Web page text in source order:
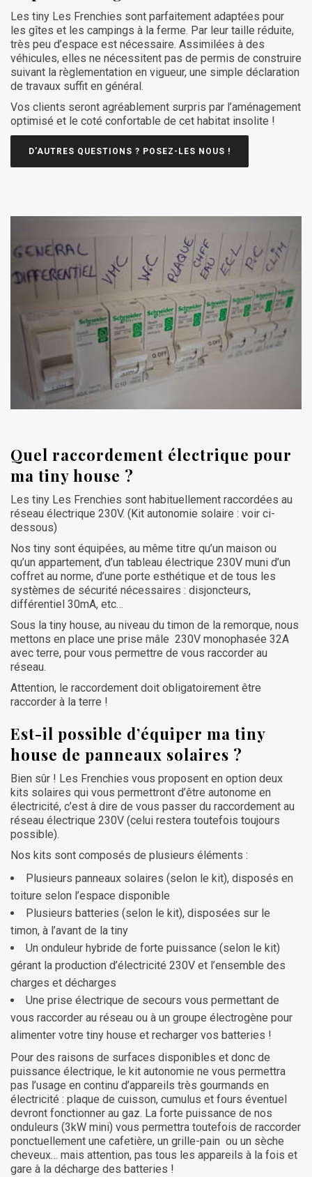
Les tiny Les Frenchies sont parfaitement adaptées pour
les gîtes et les campings à la ferme. Par leur taille réduite,
très peu d’espace est nécessaire. Assimilées à des
véhicules, elles ne nécessitent pas de permis de construire
suivant la règlementation en vigueur, une simple déclaration
de travaux suffit en général.
Vos clients seront agréablement surpris par l’aménagement
optimisé et le coté confortable de cet habitat insolite !
D’AUTRES QUESTIONS ? POSEZ-LES NOUS !
Quel raccordement électrique pour
ma tiny house ?
Les tiny Les Frenchies sont habituellement raccordées au
réseau électrique 230V. (Kit autonomie solaire : voir ci-
dessous)
Nos tiny sont équipées, au même titre qu’un maison ou
qu’un appartement, d’un tableau électrique 230V muni d’un
coffret au norme, d’une porte esthétique et de tous les
systèmes de sécurité nécessaires : disjoncteurs,
différentiel 30mA, etc…
Sous la tiny house, au niveau du timon de la remorque, nous
mettons en place une prise mâle 230V monophasée 32A
avec terre, pour vous permettre de vous raccorder au
réseau.
Attention, le raccordement doit obligatoirement être
raccorder à la terre !
Est-il possible d’équiper ma tiny
house de panneaux solaires ?
Bien sûr ! Les Frenchies vous proposent en option deux
kits solaires qui vous permettront d’être autonome en
électricité, c’est à dire de vous passer du raccordement au
réseau électrique 230V (celui restera toutefois toujours
possible).
Nos kits sont composés de plusieurs éléments :
Plusieurs panneaux solaires (selon le kit), disposés en
toiture selon l’espace disponible
Plusieurs batteries (selon le kit), disposées sur le
timon, à l’avant de la tiny
Un onduleur hybride de forte puissance (selon le kit)
gérant la production d’électricité 230V et l’ensemble des
charges et décharges
Une prise électrique de secours vous permettant de
vous raccorder au réseau ou à un groupe électrogène pour
alimenter votre tiny house et recharger vos batteries !
Pour des raisons de surfaces disponibles et donc de
puissance électrique, le kit autonomie ne vous permettra
pas l’usage en continu d’appareils très gourmands en
électricité : plaque de cuisson, cumulus et fours éventuel
devront fonctionner au gaz. La forte puissance de nos
onduleurs (3kW mini) vous permettra toutefois de raccorder
ponctuellement une cafetière, un grille-pain ou un sèche
cheveux… mais attention, pas tous les appareils à la fois et
gare à la décharge des batteries !